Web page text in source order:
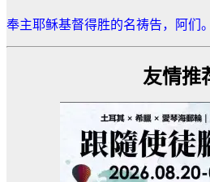
奉主耶稣基督得胜的名祷告，阿们。
友情推